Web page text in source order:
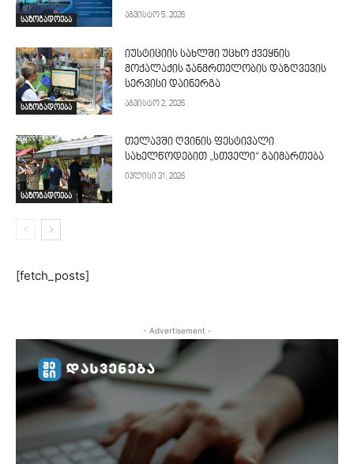
საზოგადოება აგვისტო 5, 2026
საზოგადოება
იუსტიციის სახლში უცხო ქვეყნის
მოქალაქის ჯანმრთელობის დაზღვევის
სერვისი დაინერგა
აგვისტო 2, 2026
საზოგადოება
თელავში ღვინის ფესტივალი
სახელწოდებით „სთველი“ გაიმართება
ივლისი 31, 2026
[fetch_posts]
- Advertisement -